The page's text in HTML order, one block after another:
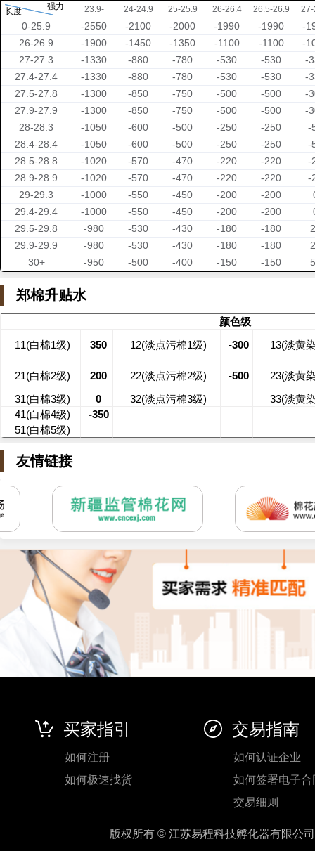
23.9- 24-24.9 25-25.9 26-26.4 26.5-26.9 27-
-2550 -2100 -2000 -1990 -1990
-
-1900
-1450 -1350 -1100 -1100
-
-1330
-880 -780 -530 -530
-
-1330
-880 -780 -530 -530
-
-1300
-850 -750 -500 -500
-
-1300
-850 -750 -500 -500
-
-1050
-600 -500 -250 -250
-
-1050
-600 -500 -250 -250
-
-1020
-570 -470 -220 -220
-
-1020
-570 -470 -220 -220
-
-1000
-550 -450 -200 -200
-1000
-550 -450 -200 -200
-980
-530 -430 -180 -180
-980
-530 -430 -180 -180
-950
-500 -400 -150 -150
长度 强力
0-25.9
26-26.9
27-27.3
27.4-27.4
27.5-27.8
27.9-27.9
28-28.3
28.4-28.4
28.5-28.8
28.9-28.9
29-29.3
29.4-29.4
29.5-29.8
29.9-29.9
30+
郑棉升贴水
颜色级
11(白棉1级)
350 12(淡点污棉1级) -300 13(淡黄
21(白棉2级) 200 22(淡点污棉2级) -500
23(淡黄
31(白棉3级)
0 32(淡点污棉3级)
33(淡黄
41(白棉4级)
-350
51(白棉5级)
友情链接
买家指引
如何注册
如何极速找货
交易指南
如何认证企业
如何签署电子合
交易细则
版权所有 © 江苏易程科技孵化器有限公